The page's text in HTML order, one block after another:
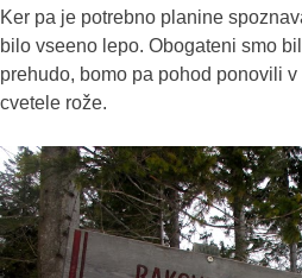
Ker pa je potrebno planine
bilo vseeno lepo. Obogateni smo
prehudo, bomo pa pohod ponovili
cvetele rože.